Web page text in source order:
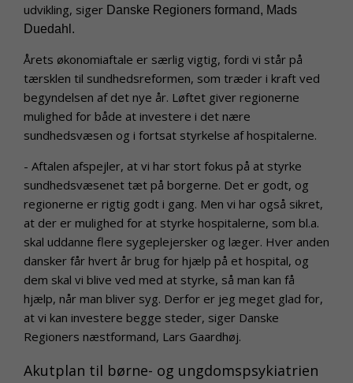
udvikling, siger Danske Regioners formand, Mads
Duedahl.
Årets økonomiaftale er særlig vigtig, fordi vi står på
tærsklen til sundhedsreformen, som træder i kraft ved
begyndelsen af det nye år. Løftet giver regionerne
mulighed for både at investere i det nære
sundhedsvæsen og i fortsat styrkelse af hospitalerne.
- Aftalen afspejler, at vi har stort fokus på at styrke
sundhedsvæsenet tæt på borgerne. Det er godt, og
regionerne er rigtig godt i gang. Men vi har også sikret,
at der er mulighed for at styrke hospitalerne, som bl.a.
skal uddanne flere sygeplejersker og læger. Hver anden
dansker får hvert år brug for hjælp på et hospital, og
dem skal vi blive ved med at styrke, så man kan få
hjælp, når man bliver syg. Derfor er jeg meget glad for,
at vi kan investere begge steder, siger Danske
Regioners næstformand, Lars Gaardhøj.
Akutplan til børne- og ungdomspsykiatrien